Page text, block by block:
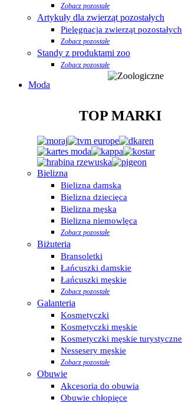
Zobacz pozostałe
Artykuły dla zwierząt pozostałych
Pielęgnacja zwierząt pozostałych
Zobacz pozostałe
Standy z produktami zoo
Zobacz pozostałe
Moda
TOP MARKI
Bielizna
Bielizna damska
Bielizna dziecięca
Bielizna męska
Bielizna niemowlęca
Zobacz pozostałe
Biżuteria
Bransoletki
Łańcuszki damskie
Łańcuszki męskie
Zobacz pozostałe
Galanteria
Kosmetyczki
Kosmetyczki męskie
Kosmetyczki męskie turystyczne
Nessesery męskie
Zobacz pozostałe
Obuwie
Akcesoria do obuwia
Obuwie chłopięce